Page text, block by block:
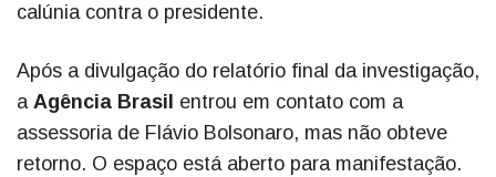
calúnia contra o presidente.
Após a divulgação do relatório final da investigação,
a Agência Brasil entrou em contato com a
assessoria de Flávio Bolsonaro, mas não obteve
retorno. O espaço está aberto para manifestação.